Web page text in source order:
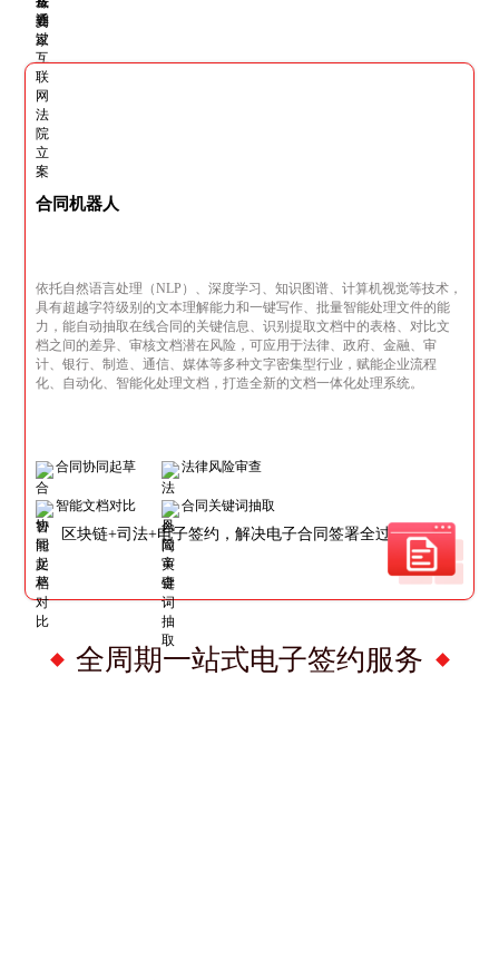
合同机器人
依托自然语言处理（NLP）、深度学习、知识图谱、计算机视觉等技术，
具有超越字符级别的文本理解能力和一键写作、批量智能处理文件的能
力，能自动抽取在线合同的关键信息、识别提取文档中的表格、对比文
档之间的差异、审核文档潜在风险，可应用于法律、政府、金融、审
计、银行、制造、通信、媒体等多种文字密集型行业，赋能企业流程
化、自动化、智能化处理文档，打造全新的文档一体化处理系统。
合同协同起草 法律风险审查
智能文档对比 合同关键词抽取
全周期一站式电子签约服务
区块链+司法+电子签约，解决电子合同签署全过程问题